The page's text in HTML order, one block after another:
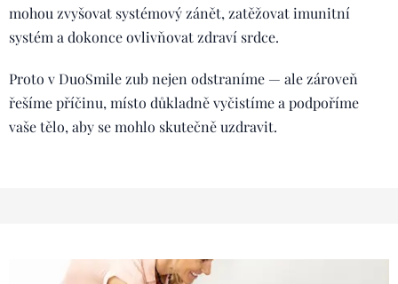
mohou zvyšovat systémový zánět, zatěžovat imunitní
systém a dokonce ovlivňovat zdraví srdce.
Proto v DuoSmile zub nejen odstraníme — ale zároveň
řešíme příčinu, místo důkladně vyčistíme a podpoříme
vaše tělo, aby se mohlo skutečně uzdravit.